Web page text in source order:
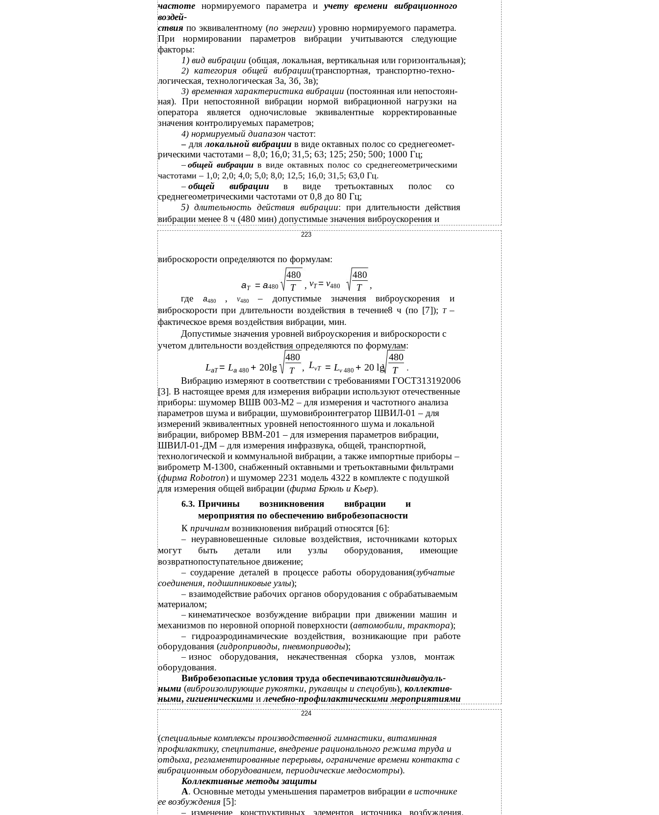
частоте нормируемого параметра и учету времени вибрационного
воздей-
ствияпо эквивалентному (по энергии) уровню нормируемого параметра.
При нормировании параметров вибрации учитываются следующие
факторы:
1) вид вибрации (общая, локальная, вертикальная или горизонтальная);
2) категория общей вибрации(транспортная, транспортно-техно-
логическая, технологическая 3а, 3б, 3в);
3) временная характеристика вибрации (постоянная или непостоян-
ная). При непостоянной вибрации нормой вибрационной нагрузки на
оператора является одночисловые эквивалентные корректированные
значения контролируемых параметров;
4) нормируемый диапазон частот:
– длялокальной вибрации в виде октавных полос со среднегеомет-
рическими частотами – 8,0; 16,0; 31,5; 63; 125; 250; 500; 1000 Гц;
– общей вибрации в виде октавных полос со среднегеометрическими
частотами – 1,0; 2,0; 4,0; 5,0; 8,0; 12,5; 16,0; 31,5; 63,0 Гц.
– общей вибрации в виде третьоктавных полос со
среднегеометрическими частотами от 0,8 до 80 Гц;
5) длительность действия вибрации: при длительности действия
вибрации менее 8 ч (480 мин) допустимые значения виброускорения и
223
виброскорости определяются по формулам:
aT = a480
480
, vT = v480
480
,
T
T
где
a480 ,v480– допустимые значения виброускорения и
виброскорости при длительности воздействия в течение8 ч (по [7]);
T–
фактическое время воздействия вибрации, мин.
Допустимые значения уровней виброускорения и виброскорости с
учетом длительности воздействия определяются по формулам:
LaT = La 480 + 20lg
480
, LvT = Lv 480 + 20 lg
480
.
T T
Вибрацию измеряют в соответствии с требованиями ГОСТ313192006
[3]. В настоящее время для измерения вибрации используют отечественные
приборы: шумомер ВШВ 003-М2 – для измерения и частотного анализа
параметров шума и вибрации, шумовиброинтегратор ШВИЛ-01 – для
измерений эквивалентных уровней непостоянного шума и локальной
вибрации, вибромер ВВМ-201 – для измерения параметров вибрации,
ШВИЛ-01-ДМ – для измерения инфразвука, общей, транспортной,
технологической и коммунальной вибрации, а также импортные приборы –
виброметр М-1300, снабженный октавными и третьоктавными фильтрами
(фирма Robotron) и шумомер 2231 модель 4322 в комплекте с подушкой
для измерения общей вибрации (фирма Брюль и Кьер).
6.3. Причины возникновения вибрации и
мероприятия по обеспечению вибробезопасности
К причинам возникновения вибраций относятся [6]:
– неуравновешенные силовые воздействия, источниками которых
могут быть детали или узлы оборудования, имеющие
возвратнопоступательное движение;
– соударение деталей в процессе работы оборудования(зубчатые
соединения, подшипниковые узлы);
– взаимодействие рабочих органов оборудования с обрабатываемым
материалом;
– кинематическое возбуждение вибрации при движении машин и
механизмов по неровной опорной поверхности (автомобили, трактора);
– гидроаэродинамические воздействия, возникающие при работе
оборудования (гидроприводы, пневмоприводы);
– износ оборудования, некачественная сборка узлов, монтаж
оборудования.
Вибробезопасные условия труда обеспечиваютсяиндивидуаль-
ными (виброизолирующие рукоятки, рукавицы и спецобувь), коллектив-
ными, гигиеническими илечебно-профилактическими мероприятиями
224
(специальные комплексы производственной гимнастики, витаминная
профилактику, спецпитание, внедрение рационального режима труда и
отдыха, регламентированные перерывы, ограничение времени контакта с
вибрационным оборудованием, периодические медосмотры).
Коллективные методы защиты
А. Основные методы уменьшения параметров вибрации в источнике
ее возбуждения [5]:
– изменение конструктивных элементов источника возбуждения,